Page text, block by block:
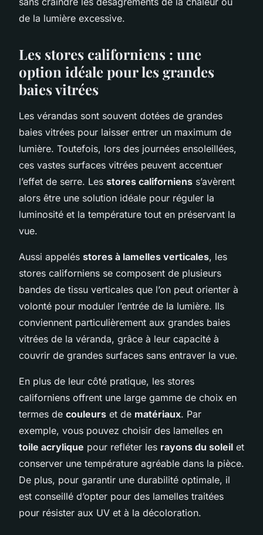
de la lumière excessive.
Les stores californiens : une
option idéale pour les grandes
baies vitrées
Les vérandas sont souvent dotées de grandes
baies vitrées pour laisser entrer un maximum de
lumière. Toutefois, lors des journées ensoleillées,
ces vastes surfaces vitrées peuvent accentuer
l’effet de serre. Les stores californiens s’avèrent
alors être une solution idéale pour réguler la
luminosité et la température tout en préservant la
vue.
Aussi appelés stores à lamelles verticales, les
stores californiens se composent de plusieurs
bandes de tissu verticales que l’on peut orienter à
volonté pour moduler l’entrée de la lumière. Ils
conviennent particulièrement aux grandes baies
vitrées de la véranda, grâce à leur capacité à
couvrir de grandes surfaces sans entraver la vue.
En plus de leur côté pratique, les stores
californiens offrent une large gamme de choix en
termes de couleurs et de matériaux. Par
exemple, vous pouvez choisir des lamelles en
toile acrylique pour refléter les rayons du soleil et
conserver une température agréable dans la pièce.
De plus, pour garantir une durabilité optimale, il
est conseillé d’opter pour des lamelles traitées
pour résister aux UV et à la décoloration.